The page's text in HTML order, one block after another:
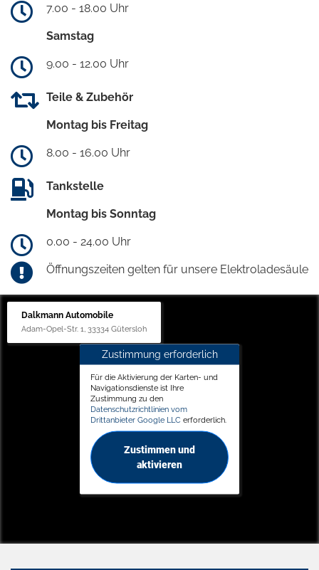
7.00 - 18.00 Uhr
Samstag
9.00 - 12.00 Uhr
Teile & Zubehör
Montag bis Freitag
8.00 - 16.00 Uhr
Tankstelle
Montag bis Sonntag
0.00 - 24.00 Uhr
Öffnungszeiten gelten für unsere Elektroladesäule
Dalkmann Automobile
Adam-Opel-Str. 1, 33334 Gütersloh
Zustimmung erforderlich
Für die Aktivierung der Karten- und
Navigationsdienste ist Ihre
Zustimmung zu den
Datenschutzrichtlinien vom
Drittanbieter Google LLC erforderlich.
Zustimmen und
aktivieren